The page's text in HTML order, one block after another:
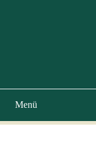
Main
navigation
Menü